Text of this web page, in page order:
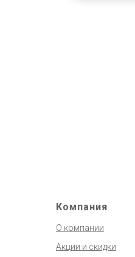
Компания
О компании
Акции и скидки